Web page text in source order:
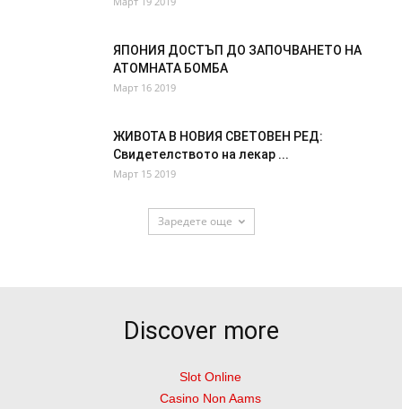
ЯПОНИЯ ДОСТЪП ДО ЗАПОЧВАНЕТО НА
АТОМНАТА БОМБА
Март 16 2019
ЖИВОТА В НОВИЯ СВЕТОВЕН РЕД:
Свидетелството на лекар ...
Март 15 2019
Заредете още
Discover more
Slot Online
Casino Non Aams